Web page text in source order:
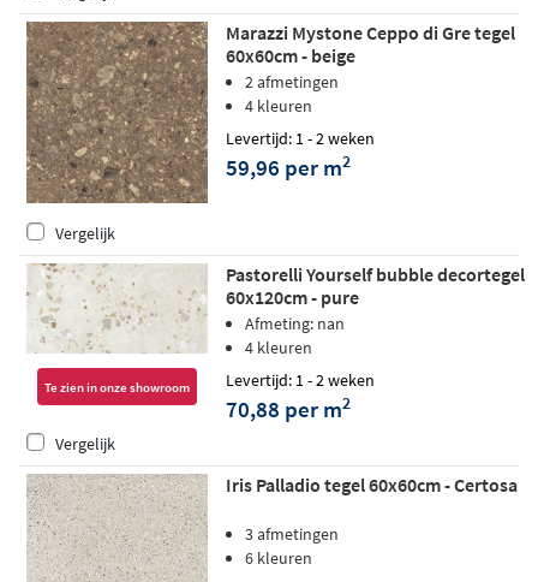
Marazzi Mystone Ceppo di Gre tegel
60x60cm - beige
2 afmetingen
4 kleuren
Levertijd: 1 - 2 weken
59,96 per m2
Vergelijk
Te zien in onze showroom
Pastorelli Yourself bubble decortegel
60x120cm - pure
Afmeting: nan
4 kleuren
Levertijd: 1 - 2 weken
70,88 per m2
Vergelijk
Iris Palladio tegel 60x60cm - Certosa
3 afmetingen
6 kleuren